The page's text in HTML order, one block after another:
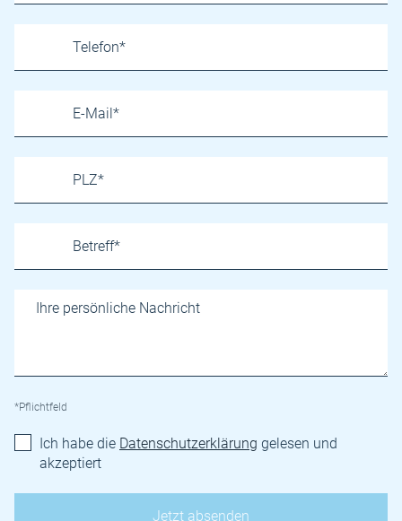
*Pflichtfeld
Ich habe die Datenschutzerklärung gelesen und
akzeptiert